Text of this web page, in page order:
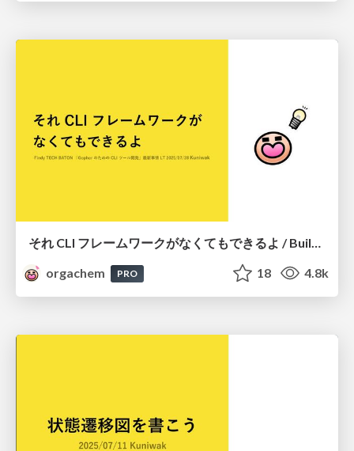
それ CLI フレームワークがなくてもできるよ / Building CLI Tools Without Frameworks
orgachem
PRO 18 4.8k